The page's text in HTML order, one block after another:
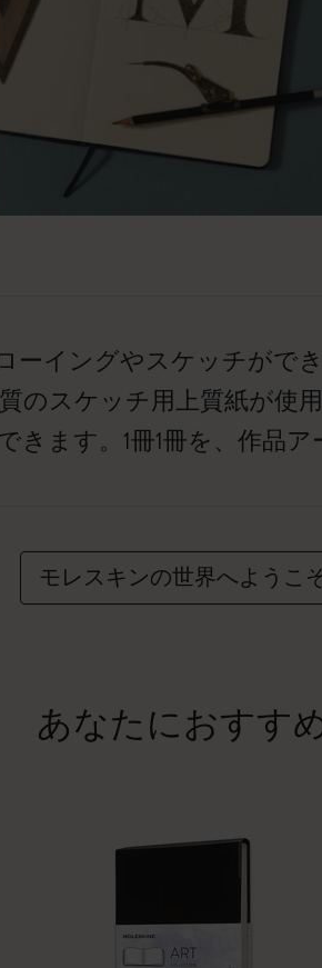
ーイングやスケッチがで
のスケッチ用上質紙が使
ます。1冊1冊を、作品
モレスキンの世界へようこ
あなたにおすす